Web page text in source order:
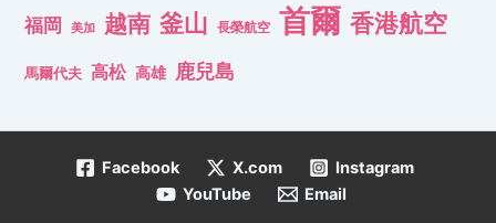
福岡 美加 越南 釜山 長榮航空 首爾 香港航空
馬爾代夫 高松 高雄 鹿兒島
Facebook X.com
Instagram
YouTube
Email